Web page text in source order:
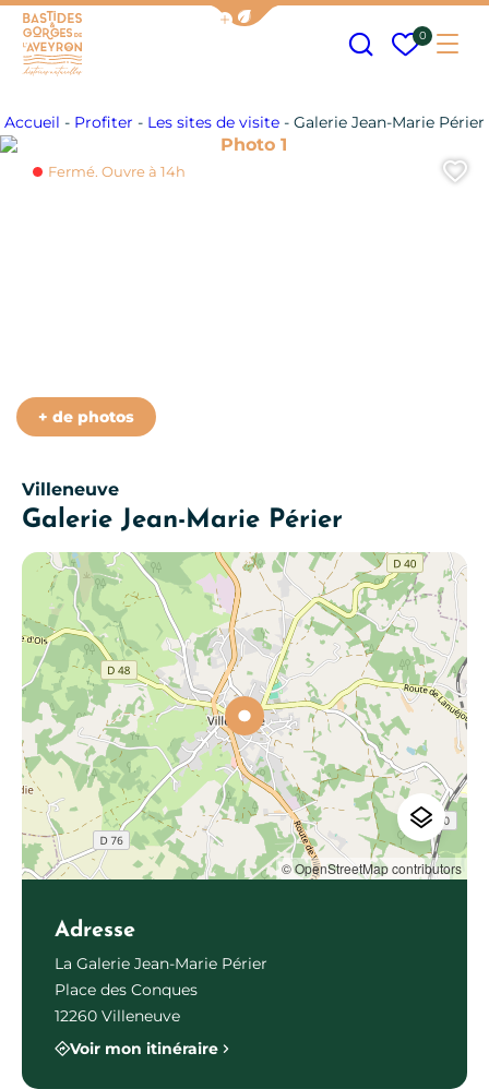
Afficher la barre de navigation
Mes
0
Accueil - Profiter - Les sites de visite - Galerie Jean-Marie Périer
Villeneuve
Galerie Jean-Marie Périer
Photo 1
+ de photos
Fermé. Ouvre à 14h
© OpenStreetMap contributors
Adresse
La Galerie Jean-Marie Périer
Place des Conques
12260 Villeneuve
Voir mon itinéraire